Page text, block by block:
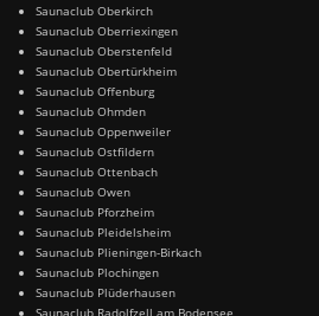
Saunaclub Oberkirch
Saunaclub Oberriexingen
Saunaclub Oberstenfeld
Saunaclub Obertürkheim
Saunaclub Offenburg
Saunaclub Ohmden
Saunaclub Oppenweiler
Saunaclub Ostfildern
Saunaclub Ottenbach
Saunaclub Owen
Saunaclub Pforzheim
Saunaclub Pleidelsheim
Saunaclub Plieningen-Birkach
Saunaclub Plochingen
Saunaclub Plüderhausen
Saunaclub Radolfzell am Bodensee